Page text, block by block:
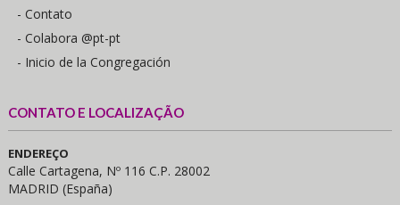
- Contato
- Colabora @pt-pt
- Inicio de la Congregación
CONTATO E LOCALIZAÇÃO
ENDEREÇO
Calle Cartagena, Nº 116 C.P. 28002
MADRID (España)